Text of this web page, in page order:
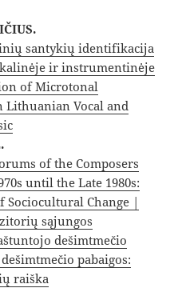
santykių identifikacija
ir instrumentinėje
of Microtonal
Vocal and
of the Composers
until the Late 1980s:
Sociocultural Change |
sąjungos
dešimtmečio
pabaigos:
raiška